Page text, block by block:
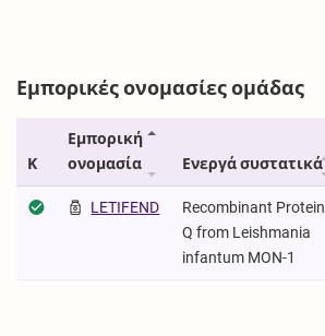
Εμπορικές ονομασίες ομάδας
Κ
Εμπορική
ονομασία
Ενεργά συστατικά
LETIFEND
Recombinant Protein
Q from Leishmania
infantum MON-1